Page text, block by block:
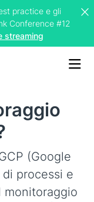
practice e gli
Conference #12
streaming
(Google
processi e
monitoraggio